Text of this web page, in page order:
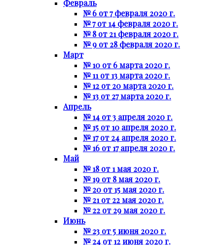
Февраль
№ 6 от 7 февраля 2020 г.
№ 7 от 14 февраля 2020 г.
№ 8 от 21 февраля 2020 г.
№ 9 от 28 февраля 2020 г.
Март
№ 10 от 6 марта 2020 г.
№ 11 от 13 марта 2020 г.
№ 12 от 20 марта 2020 г.
№ 13 от 27 марта 2020 г.
Апрель
№ 14 от 3 апреля 2020 г.
№ 15 от 10 апреля 2020 г.
№ 17 от 24 апреля 2020 г.
№ 16 от 17 апреля 2020 г.
Май
№ 18 от 1 мая 2020 г.
№ 19 от 8 мая 2020 г.
№ 20 от 15 мая 2020 г.
№ 21 от 22 мая 2020 г.
№ 22 от 29 мая 2020 г.
Июнь
№ 23 от 5 июня 2020 г.
№ 24 от 12 июня 2020 г.